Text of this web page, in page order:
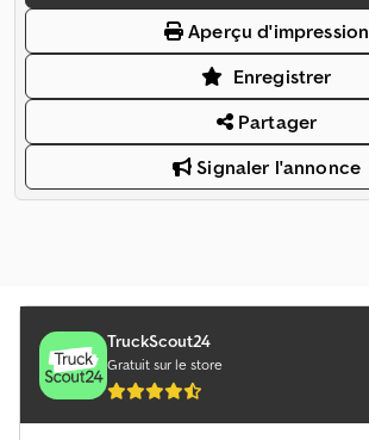
Aperçu d'impression
Enregistrer
Partager
Signaler l'annonce
TruckScout24
Gratuit sur le store